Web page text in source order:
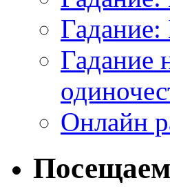
Гадание
Онлайн